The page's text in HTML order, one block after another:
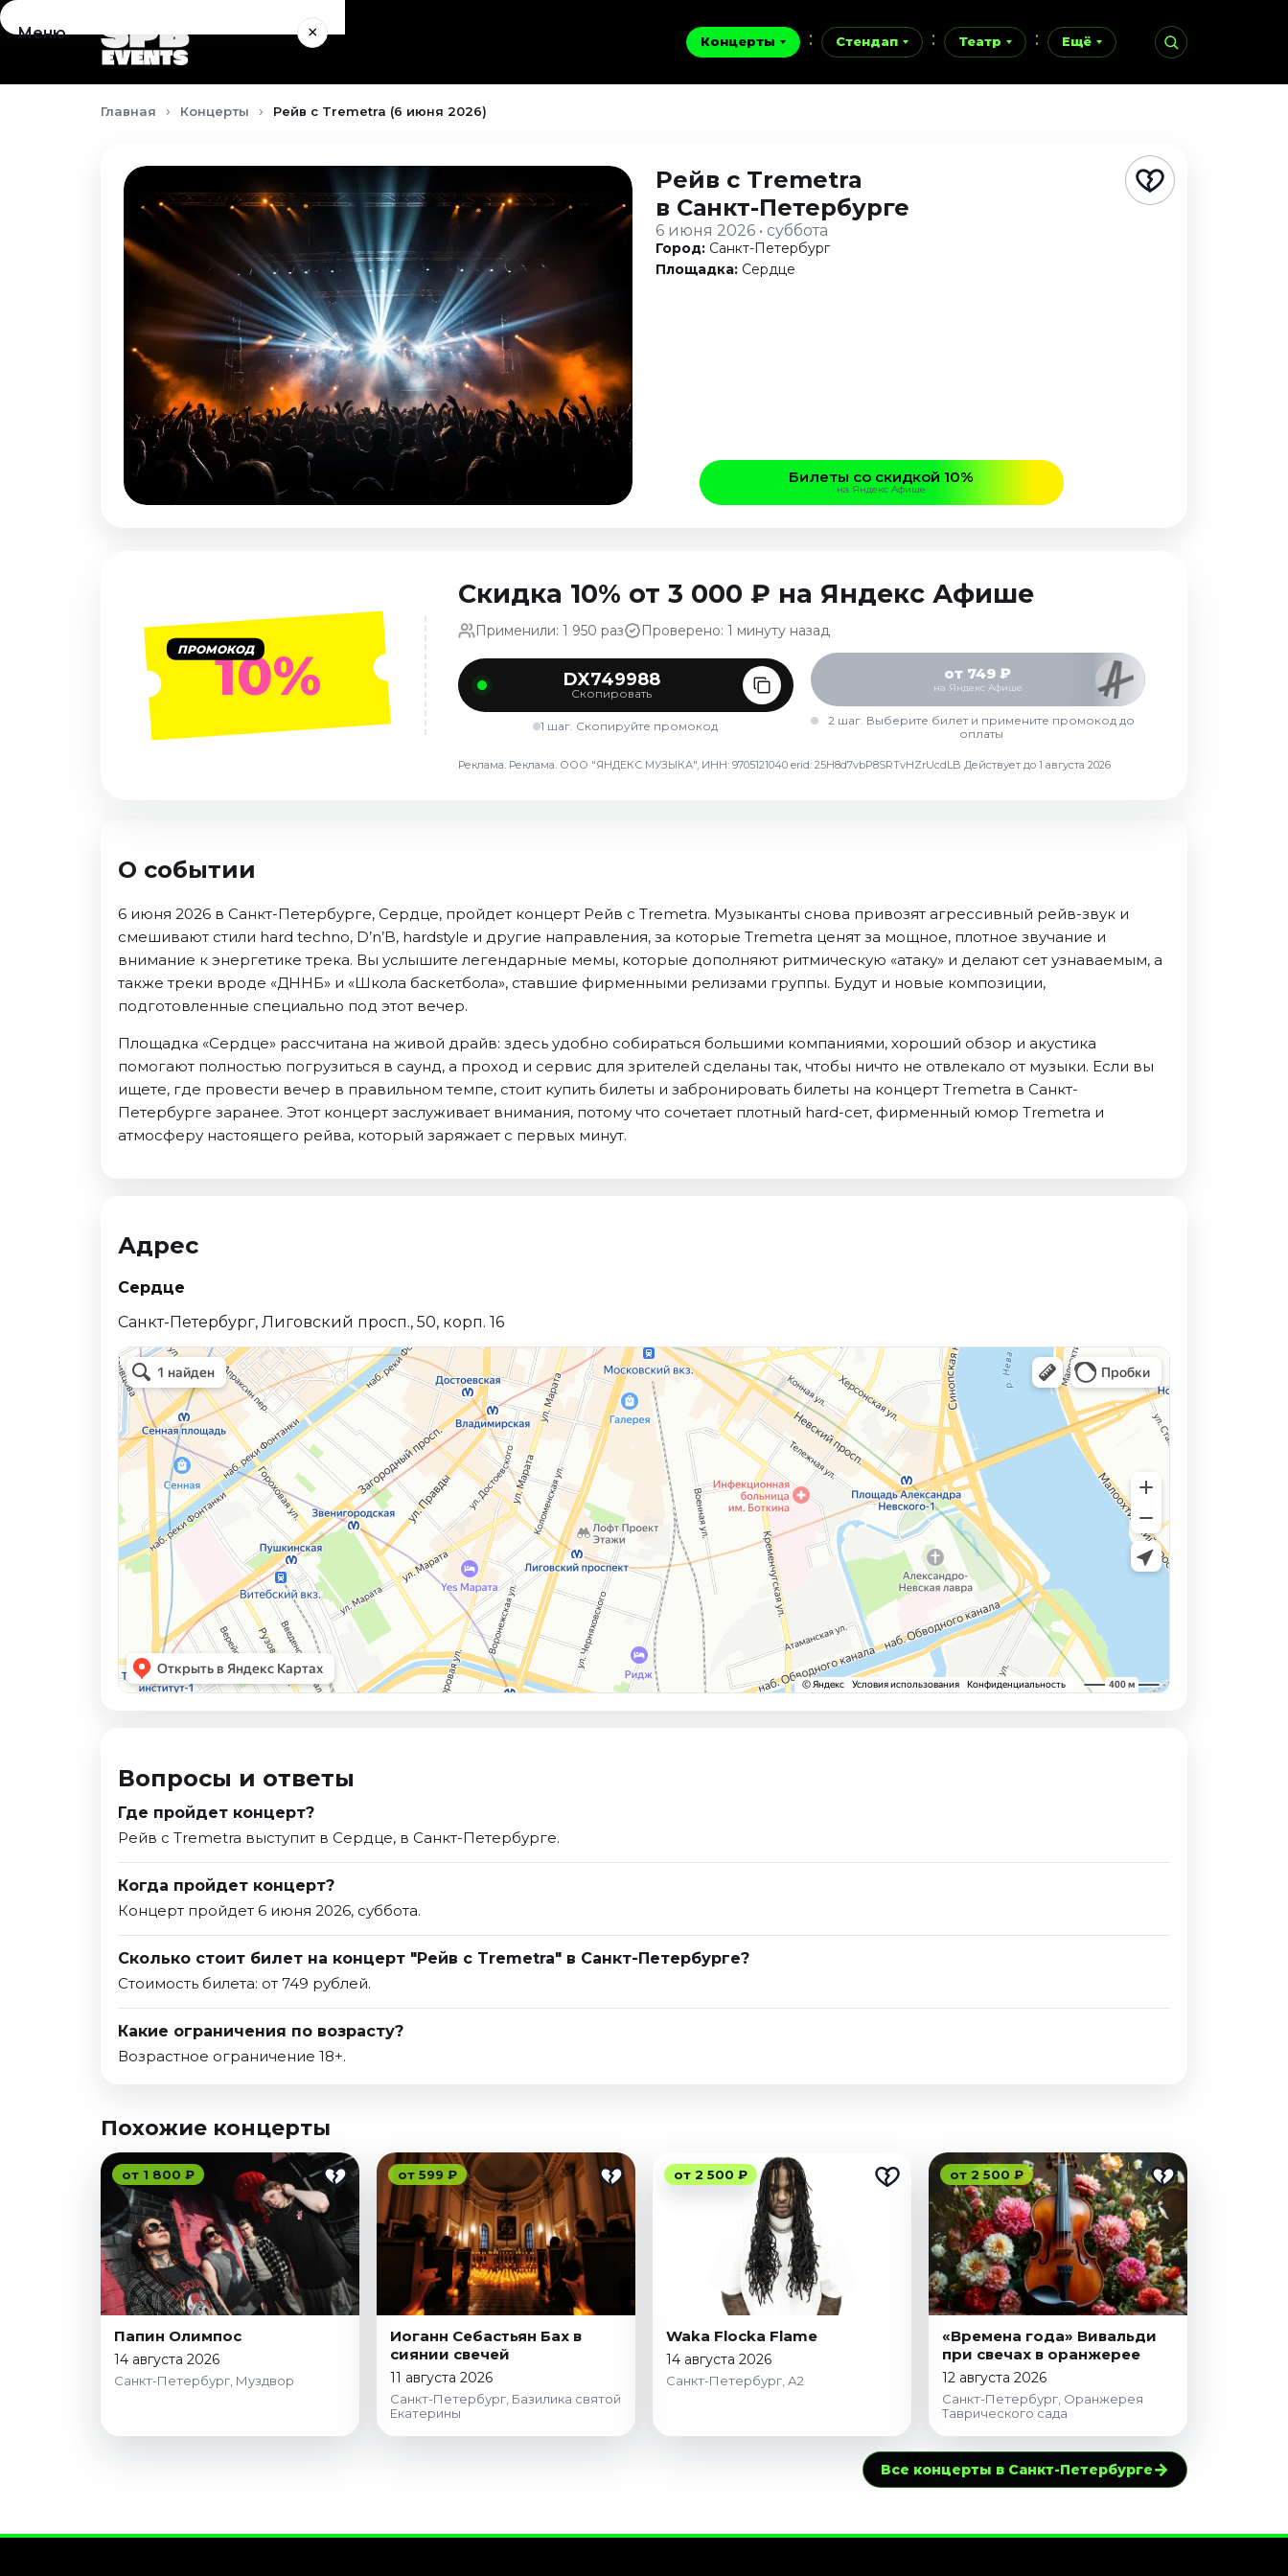
Концерты Стендап Театр Ещё
Меню ×
Концерты
Август 2026
Сентябрь 2026
Декабрь 2026
Сентябрь 2026
Октябрь 2026
Главная Концерты Рейв с Tremetra (6 июня 2026)
Рейв с Tremetra
в Санкт-Петербурге
6 июня 2026 • суббота
Город: Санкт-Петербург
Площадка: Сердце
Билеты со скидкой 10%
на Яндекс Афише
ПРОМОКОД10%
Скидка 10% от 3 000 ₽ на Яндекс Афише
Применили: 1 950 раз Проверено: 1 минуту назад
DX749988
Скопировать
1 шаг. Скопируйте промокод
от 749 ₽
на Яндекс Афише
2 шаг. Выберите билет и примените промокод до
оплаты
Реклама. Реклама. ООО "ЯНДЕКС МУЗЫКА", ИНН: 9705121040 erid: 25H8d7vbP8SRTvHZrUcdLB Действует до 1 августа 2026
О событии
6 июня 2026 в Санкт-Петербурге, Сердце, пройдет концерт Рейв с Tremetra. Музыканты снова привозят агрессивный рейв-звук и
смешивают стили hard techno, D’n’B, hardstyle и другие направления, за которые Tremetra ценят за мощное, плотное звучание и
внимание к энергетике трека. Вы услышите легендарные мемы, которые дополняют ритмическую «атаку» и делают сет узнаваемым, а
также треки вроде «ДННБ» и «Школа баскетбола», ставшие фирменными релизами группы. Будут и новые композиции,
подготовленные специально под этот вечер.
Площадка «Сердце» рассчитана на живой драйв: здесь удобно собираться большими компаниями, хороший обзор и акустика
помогают полностью погрузиться в саунд, а проход и сервис для зрителей сделаны так, чтобы ничто не отвлекало от музыки. Если вы
ищете, где провести вечер в правильном темпе, стоит купить билеты и забронировать билеты на концерт Tremetra в Санкт-
Петербурге заранее. Этот концерт заслуживает внимания, потому что сочетает плотный hard-сет, фирменный юмор Tremetra и
атмосферу настоящего рейва, который заряжает с первых минут.
Адрес
Сердце
Санкт-Петербург, Лиговский просп., 50, корп. 16
Вопросы и ответы
Где пройдет концерт?
Рейв с Tremetra выступит в Сердце, в Санкт-Петербурге.
Когда пройдет концерт?
Концерт пройдет 6 июня 2026, суббота.
Сколько стоит билет на концерт "Рейв с Tremetra" в Санкт-Петербурге?
Стоимость билета: от 749 рублей.
Какие ограничения по возрасту?
Возрастное ограничение 18+.
Похожие концерты
от 1 800 ₽
Папин Олимпос
14 августа 2026
Санкт-Петербург, Муздвор
от 599 ₽
Иоганн Себастьян Бах в
сиянии свечей
11 августа 2026
Санкт-Петербург, Базилика святой
Екатерины
от 2 500 ₽
Waka Flocka Flame
14 августа 2026
Санкт-Петербург, А2
от 2 500 ₽
«Времена года» Вивальди
при свечах в оранжерее
12 августа 2026
Санкт-Петербург, Оранжерея
Таврического сада
Все концерты в Санкт-Петербурге→